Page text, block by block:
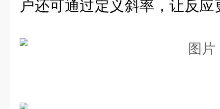
户还可通过定义斜率，让反